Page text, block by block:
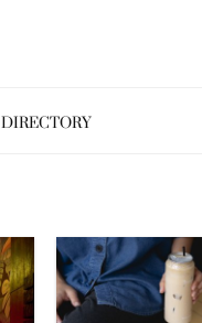
DIRECTORY